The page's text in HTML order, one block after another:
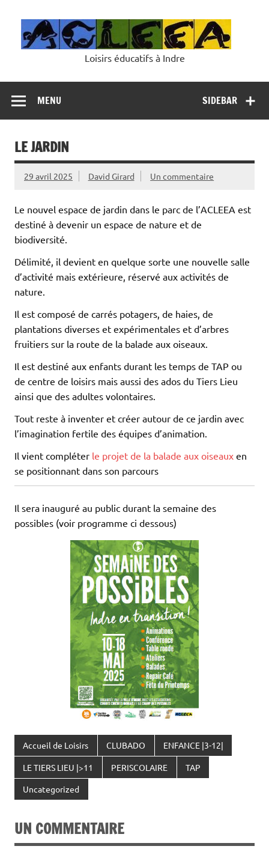
Loisirs éducatifs à Indre
SIDEBAR
MENU
LE JARDIN
29 avril 2025 David Girard Un commentaire
Le nouvel espace de jardin dans le parc de l’ACLEEA est
destiné à devenir un espace de nature et de
biodiversité.
Délimité, il devient en quelque sorte une nouvelle salle
d’activité mais extérieure, réservé aux activités de
nature.
Il est composé de carrés potagers, de haies, de
plantations diverses et expérimentales et d’arbres
fruitiers sur la route de la balade aux oiseaux.
Il est destiné aux enfants durant les temps de TAP ou
de centre de loisirs mais aussi des ados du Tiers Lieu
ainsi que des adultes volontaires.
Tout reste à inventer et créer autour de ce jardin avec
l’imagination fertile des équipes d’animation.
Il vient compléter le projet de la balade aux oiseaux en
se positionnant dans son parcours
Il sera inauguré au public durant la semaine des
possibles (voir programme ci dessous)
Accueil de Loisirs CLUBADO ENFANCE |3-12|
LE TIERS LIEU |>11 PERISCOLAIRE TAP
Uncategorized
UN COMMENTAIRE